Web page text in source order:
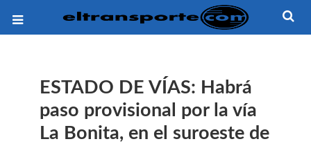
ESTADO DE VÍAS: Habrá
paso provisional por la vía
La Bonita, en el suroeste de